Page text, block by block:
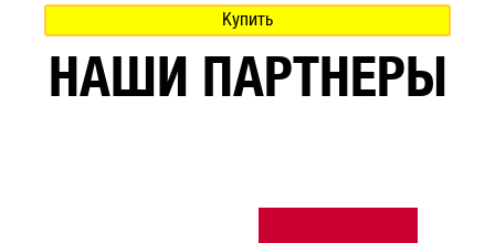
Купить
НАШИ ПАРТНЕРЫ